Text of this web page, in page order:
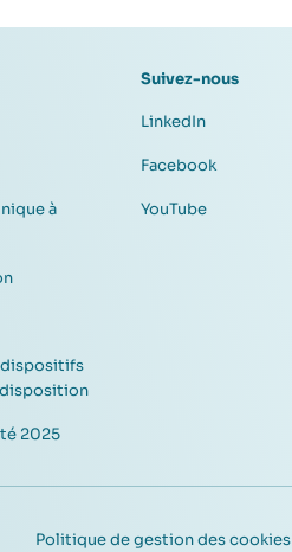
à
disposition
2025
Suivez-nous
LinkedIn
Facebook
YouTube
Politique de gestion des cookies